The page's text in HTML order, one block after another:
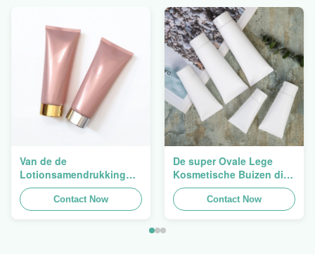
Van de de
Lotionsamendrukking
van Flip Cap Screw Lid
Pink de Lege Plastic
Buizen 200g
Contact Now
De super Ovale Lege
Kosmetische Buizen die
van de Handroom 5ml
verpakken aan 150ml
Contact Now